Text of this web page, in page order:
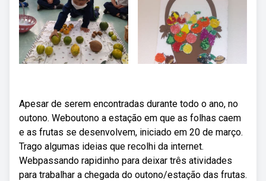
Apesar de serem encontradas durante todo o ano, no
outono. Weboutono a estação em que as folhas caem
e as frutas se desenvolvem, iniciado em 20 de março.
Trago algumas ideias que recolhi da internet.
Webpassando rapidinho para deixar três atividades
para trabalhar a chegada do outono/estação das frutas.